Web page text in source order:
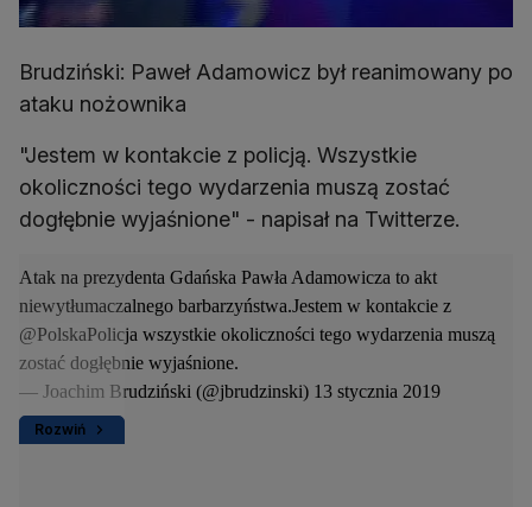
Brudziński: Paweł Adamowicz był reanimowany po
ataku nożownika
"Jestem w kontakcie z policją. Wszystkie
okoliczności tego wydarzenia muszą zostać
dogłębnie wyjaśnione" - napisał na Twitterze.
Rozwiń
Atak na prezydenta Gdańska Pawła Adamowicza to akt
niewytłumaczalnego barbarzyństwa.Jestem w kontakcie z
@PolskaPolicja wszystkie okoliczności tego wydarzenia muszą
zostać dogłębnie wyjaśnione.
— Joachim Brudziński (@jbrudzinski) 13 stycznia 2019